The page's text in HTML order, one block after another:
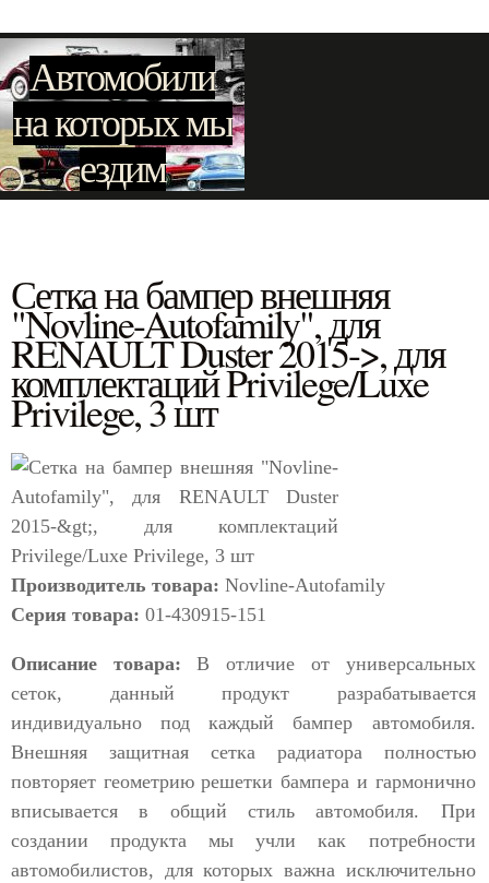
Автомобили
на которых мы
ездим
Сетка на бампер внешняя
"Novline-Autofamily", для
RENAULT Duster 2015->, для
комплектаций Privilege/Luxe
Privilege, 3 шт
Производитель товара: Novline-Autofamily
Серия товара: 01-430915-151
Описание товара: В отличие от универсальных
сеток, данный продукт разрабатывается
индивидуально под каждый бампер автомобиля.
Внешняя защитная сетка радиатора полностью
повторяет геометрию решетки бампера и гармонично
вписывается в общий стиль автомобиля. При
создании продукта мы учли как потребности
автомобилистов, для которых важна исключительно